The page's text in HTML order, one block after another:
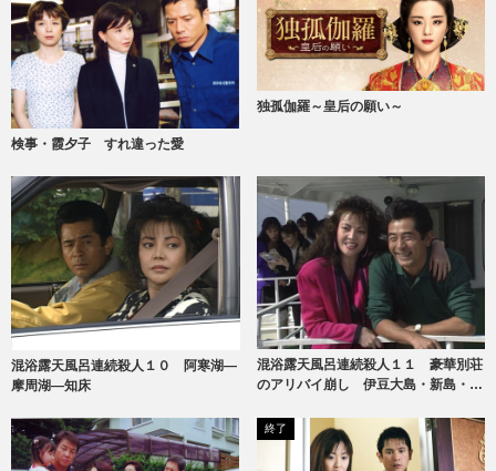
検事・霞夕子 すれ違った愛
独孤伽羅～皇后の願い～
混浴露天風呂連続殺人１０ 阿寒湖―
摩周湖―知床
混浴露天風呂連続殺人１１ 豪華別荘
のアリバイ崩し 伊豆大島・新島・式
終了